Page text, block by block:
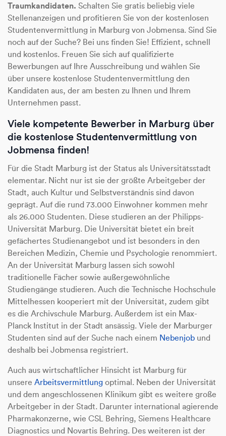
Traumkandidaten. Schalten Sie gratis beliebig viele
Stellenanzeigen und profitieren Sie von der kostenlosen
Studentenvermittlung in Marburg von Jobmensa. Sind Sie
noch auf der Suche? Bei uns finden Sie! Effizient, schnell
und kostenlos. Freuen Sie sich auf qualifizierte
Bewerbungen auf Ihre Ausschreibung und wählen Sie
über unsere kostenlose Studentenvermittlung den
Kandidaten aus, der am besten zu Ihnen und Ihrem
Unternehmen passt.
Viele kompetente Bewerber in Marburg über
die kostenlose Studentenvermittlung von
Jobmensa finden!
Für die Stadt Marburg ist der Status als Universitätsstadt
elementar. Nicht nur ist sie der größte Arbeitgeber der
Stadt, auch Kultur und Selbstverständnis sind davon
geprägt. Auf die rund 73.000 Einwohner kommen mehr
als 26.000 Studenten. Diese studieren an der Philipps-
Universität Marburg. Die Universität bietet ein breit
gefächertes Studienangebot und ist besonders in den
Bereichen Medizin, Chemie und Psychologie renommiert.
An der Universität Marburg lassen sich sowohl
traditionelle Fächer sowie außergewöhnliche
Studiengänge studieren. Auch die Technische Hochschule
Mittelhessen kooperiert mit der Universität, zudem gibt
es die Archivschule Marburg. Außerdem ist ein Max-
Planck Institut in der Stadt ansässig. Viele der Marburger
Studenten sind auf der Suche nach einem Nebenjob und
deshalb bei Jobmensa registriert.
Auch aus wirtschaftlicher Hinsicht ist Marburg für
unsere Arbeitsvermittlung optimal. Neben der Universität
und dem angeschlossenen Klinikum gibt es weitere große
Arbeitgeber in der Stadt. Darunter international agierende
Pharmakonzerne, wie CSL Behring, Siemens Healthcare
Diagnostics und Novartis Behring. Des weiteren ist der